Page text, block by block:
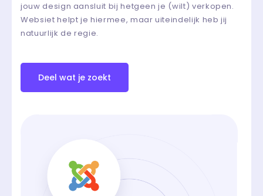
jouw design aansluit bij hetgeen je (wilt) verkopen.
Websiet helpt je hiermee, maar uiteindelijk heb jij
natuurlijk de regie.
Deel wat je zoekt